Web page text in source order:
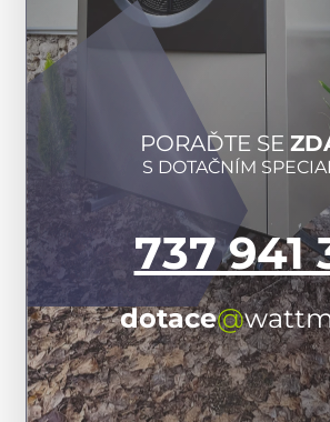
PORAĎTE SE
S DOTAČNÍM
737 941
dotace@